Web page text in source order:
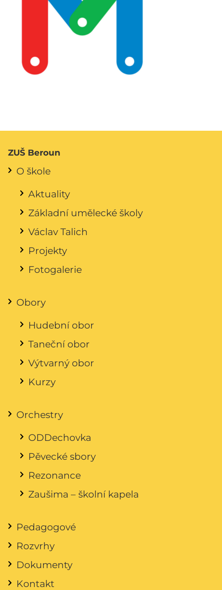
ZUŠ Beroun
O škole
Aktuality
Základní umělecké školy
Václav Talich
Projekty
Fotogalerie
Obory
Hudební obor
Taneční obor
Výtvarný obor
Kurzy
Orchestry
ODDechovka
Pěvecké sbory
Rezonance
Zaušima – školní kapela
Pedagogové
Rozvrhy
Dokumenty
Kontakt